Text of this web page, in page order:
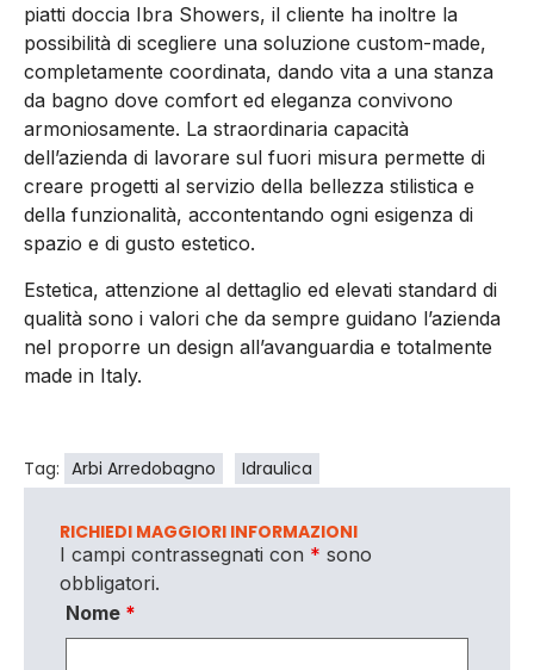
piatti doccia Ibra Showers, il cliente ha inoltre la
possibilità di scegliere una soluzione custom-made,
completamente coordinata, dando vita a una stanza
da bagno dove comfort ed eleganza convivono
armoniosamente. La straordinaria capacità
dell’azienda di lavorare sul fuori misura permette di
creare progetti al servizio della bellezza stilistica e
della funzionalità, accontentando ogni esigenza di
spazio e di gusto estetico.
Estetica, attenzione al dettaglio ed elevati standard di
qualità sono i valori che da sempre guidano l’azienda
nel proporre un design all’avanguardia e totalmente
made in Italy.
Tag: Arbi Arredobagno Idraulica
RICHIEDI MAGGIORI INFORMAZIONI
I campi contrassegnati con * sono
obbligatori.
Nome *